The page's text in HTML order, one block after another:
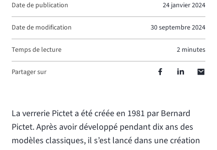
Date de publication 24 janvier 2024
Date de modification 30 septembre 2024
Temps de lecture 2 minutes
Partager sur
La verrerie Pictet a été créée en 1981 par Bernard
Pictet. Après avoir développé pendant dix ans des
modèles classiques, il s’est lancé dans une création